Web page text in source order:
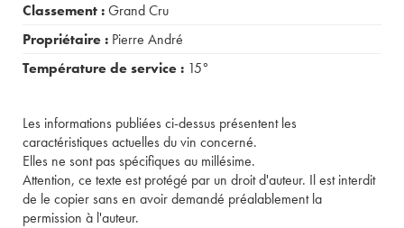
Classement :Grand Cru
Propriétaire : Pierre André
Température de service : 15°
Les informations publiées ci-dessus présentent les
caractéristiques actuelles du vin concerné.
Elles ne sont pas spécifiques au millésime.
Attention, ce texte est protégé par un droit d'auteur. Il est interdit
de le copier sans en avoir demandé préalablement la
permission à l'auteur.